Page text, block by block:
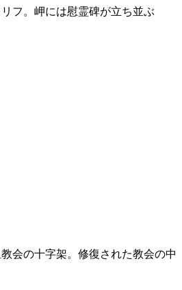
フ。岬には慰霊碑が立ち並ぶ
会の十字架。修復された教会の中